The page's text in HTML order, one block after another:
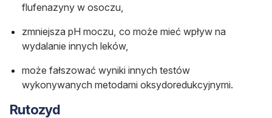
flufenazyny w osoczu,
zmniejsza pH moczu, co może mieć wpływ na
wydalanie innych leków,
może fałszować wyniki innych testów
wykonywanych metodami oksydoredukcyjnymi.
Rutozyd